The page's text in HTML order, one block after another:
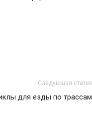
Следующая статья
для езды по трассам